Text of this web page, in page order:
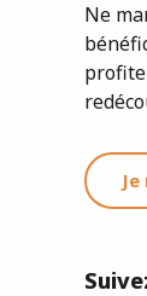
Ne